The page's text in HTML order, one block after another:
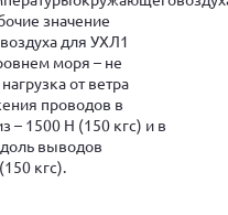
значение
для УХЛ1
моря – не
от ветра
проводов в
– 1500 Н (150 кгс) и в
выводов
кгс).